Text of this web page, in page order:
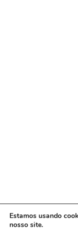
Estamos usando
nosso site.